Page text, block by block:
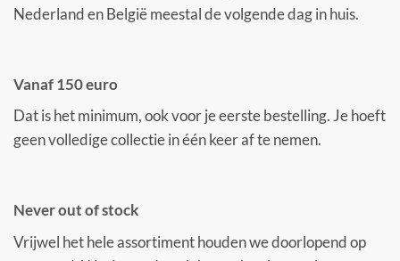
Nederland en België meestal de volgende dag in huis.
Vanaf 150 euro
Dat is het minimum, ook voor je eerste bestelling. Je hoeft
geen volledige collectie in één keer af te nemen.
Never out of stock
Vrijwel het hele assortiment houden we doorlopend op